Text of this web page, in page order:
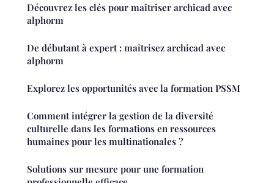
Découvrez les clés pour maîtriser archicad avec
alphorm
De débutant à expert : maîtrisez archicad avec
alphorm
Explorez les opportunités avec la formation PSSM
Comment intégrer la gestion de la diversité
culturelle dans les formations en ressources
humaines pour les multinationales ?
Solutions sur mesure pour une formation